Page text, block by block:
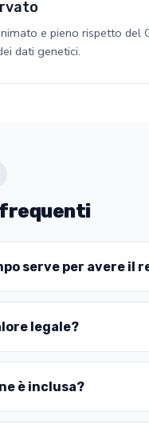
e pieno rispetto del
dati genetici.
frequenti
serve per avere il
legale?
è inclusa?